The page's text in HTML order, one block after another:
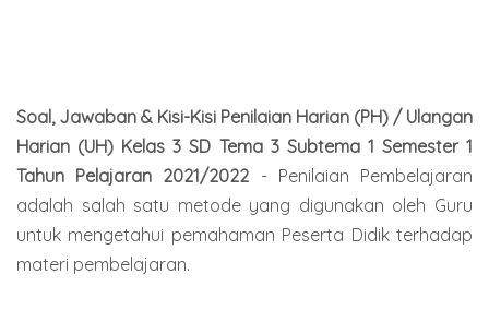
Soal, Jawaban & Kisi-Kisi Penilaian Harian (PH) / Ulangan
Harian (UH) Kelas 3 SD Tema 3 Subtema 1 Semester 1
Tahun Pelajaran 2021/2022 - Penilaian Pembelajaran
adalah salah satu metode yang digunakan oleh Guru
untuk mengetahui pemahaman Peserta Didik terhadap
materi pembelajaran.